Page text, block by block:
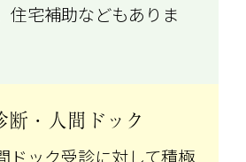
住宅補助などもありま
断・人間ドック
ドック受診に対して積極